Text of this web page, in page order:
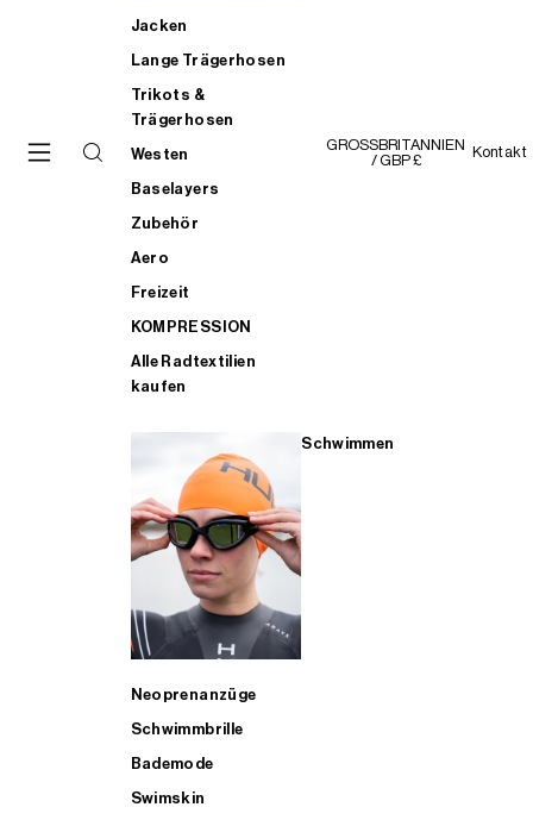
Jacken
Lange Trägerhosen
Trikots &
Trägerhosen
Westen
Baselayers
Zubehör
Aero
Freizeit
KOMPRESSION
Alle Radtextilien
kaufen
Schwimmen
Neoprenanzüge
Schwimmbrille
Bademode
Swimskin
GROSSBRITANNIEN
/ GBP £
Kontakt